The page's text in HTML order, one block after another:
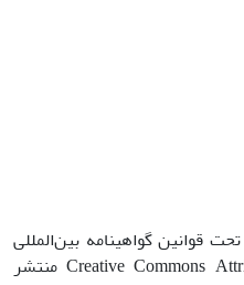
قوانین گواهینامه بین‌المللی
Creative Commons Attribution 4.0 International License منتشر